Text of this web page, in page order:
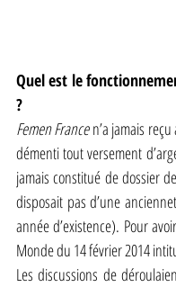
Quel est le
?
Femen France n’a jamais
démenti tout versement
jamais constitué de dossier
disposait pas d’une
année d’existence). Pour
Monde du 14 février 2014
Les discussions de